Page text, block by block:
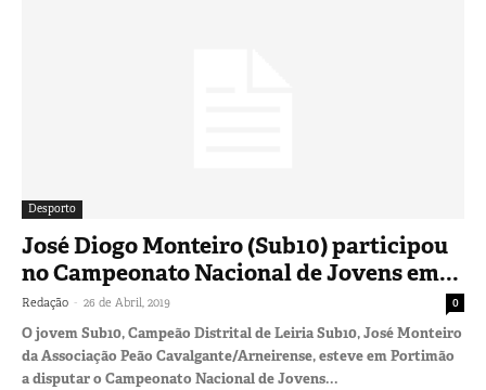
Desporto
José Diogo Monteiro (Sub10) participou
no Campeonato Nacional de Jovens em...
Redação - 26 de Abril, 2019 0
O jovem Sub10, Campeão Distrital de Leiria Sub10, José Monteiro
da Associação Peão Cavalgante/Arneirense, esteve em Portimão
a disputar o Campeonato Nacional de Jovens...